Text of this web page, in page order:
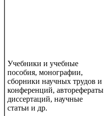
Учебники и учебные
пособия, монографии,
сборники научных трудов и
конференций, авторефераты
диссертаций, научные
статьи и др.